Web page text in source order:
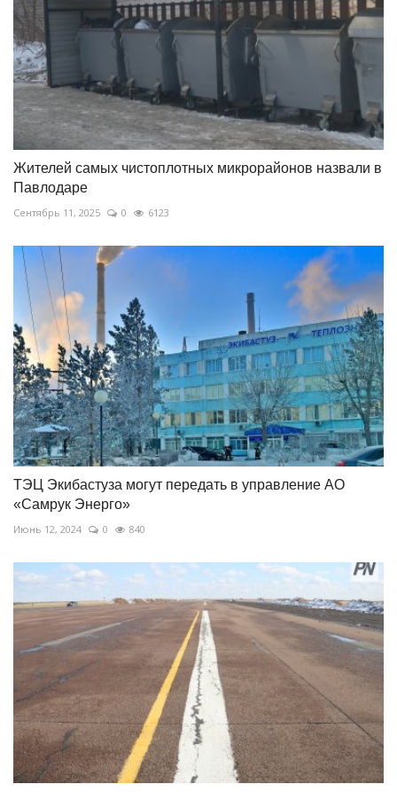
Жителей самых чистоплотных микрорайонов назвали в
Павлодаре
Сентябрь 11, 2025 0 6123
ТЭЦ Экибастуза могут передать в управление АО
«Самрук Энерго»
Июнь 12, 2024 0 840